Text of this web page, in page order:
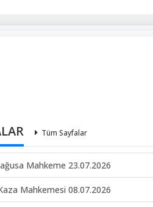
Tüm Sayfalar
Mahkeme 23.07.2026
Mahkemesi 08.07.2026